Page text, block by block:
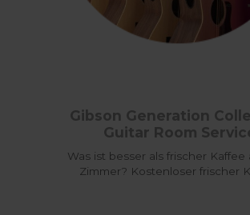
Gibson Generation
Guitar Room
Was ist besser als frischer Kaffee
Zimmer? Kostenloser frischer